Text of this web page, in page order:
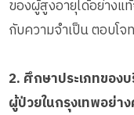
ของผู้สูงอายุได้อย่างแ
กับความจำเป็น ตอบโ
2. ศึกษาประเภทของ
ผู้ป่วยในกรุงเทพอย่า